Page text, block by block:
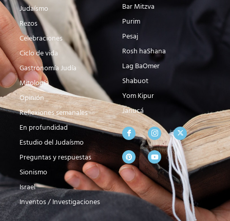
Judaísmo
Rezos
Celebraciones
Ciclo de vida
Gastronomía Judía
Mitología
Opinión
Reflexiones semanales
En profundidad
Estudio del Judaísmo
Preguntas y respuestas
Sionismo
Israel
Inventos / Investigaciones
Bar Mitzva
Purim
Pesaj
Rosh haShana
Lag BaOmer
Shabuot
Yom Kipur
Janucá